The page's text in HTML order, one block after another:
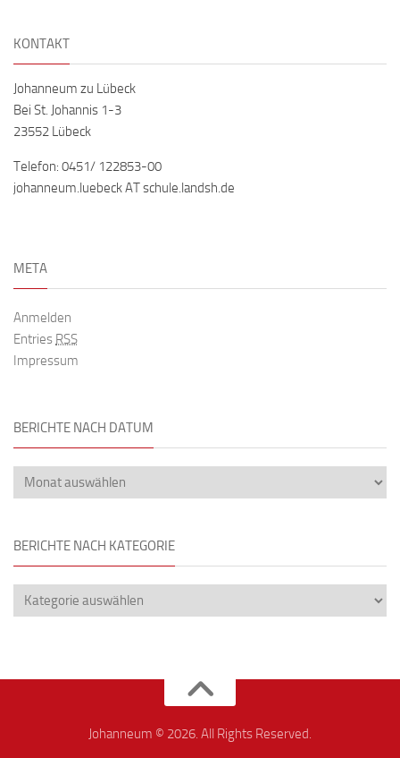
KONTAKT
Johanneum zu Lübeck
Bei St. Johannis 1-3
23552 Lübeck
Telefon: 0451/ 122853-00
johanneum.luebeck AT schule.landsh.de
META
Anmelden
Entries RSS
Impressum
BERICHTE NACH DATUM
BERICHTE NACH KATEGORIE
Johanneum © 2026. All Rights Reserved.